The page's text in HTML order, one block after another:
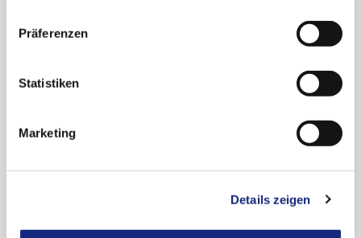
Präferenzen
Statistiken
Marketing
Details zeigen
PDF-Download des Artikels